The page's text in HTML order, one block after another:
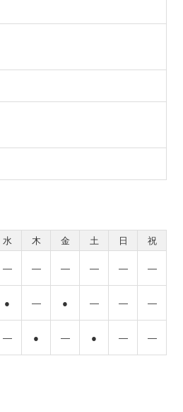
水 木 金 土 日
祝
― ― ― ― ― ―
● ― ● ― ― ―
― ● ― ● ― ―